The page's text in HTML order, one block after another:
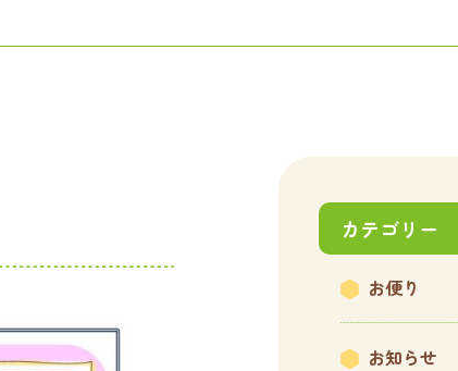
カテゴリー
お便り
お知らせ